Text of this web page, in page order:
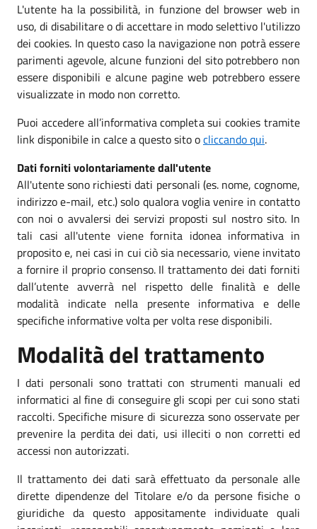
L'utente ha la possibilità, in funzione del browser web in
uso, di disabilitare o di accettare in modo selettivo l'utilizzo
dei cookies. In questo caso la navigazione non potrà essere
parimenti agevole, alcune funzioni del sito potrebbero non
essere disponibili e alcune pagine web potrebbero essere
visualizzate in modo non corretto.
Puoi accedere all’informativa completa sui cookies tramite
link disponibile in calce a questo sito ocliccando qui.
Dati forniti volontariamente dall'utente
All'utente sono richiesti dati personali (es. nome, cognome,
indirizzo e-mail, etc.) solo qualora voglia venire in contatto
con noi o avvalersi dei servizi proposti sul nostro sito. In
tali casi all'utente viene fornita idonea informativa in
proposito e, nei casi in cui ciò sia necessario, viene invitato
a fornire il proprio consenso. Il trattamento dei dati forniti
dall’utente avverrà nel rispetto delle finalità e delle
modalità indicate nella presente informativa e delle
specifiche informative volta per volta rese disponibili.
Modalità del trattamento
I dati personali sono trattati con strumenti manuali ed
informatici al fine di conseguire gli scopi per cui sono stati
raccolti. Specifiche misure di sicurezza sono osservate per
prevenire la perdita dei dati, usi illeciti o non corretti ed
accessi non autorizzati.
Il trattamento dei dati sarà effettuato da personale alle
dirette dipendenze del Titolare e/o da persone fisiche o
giuridiche da questo appositamente individuate quali